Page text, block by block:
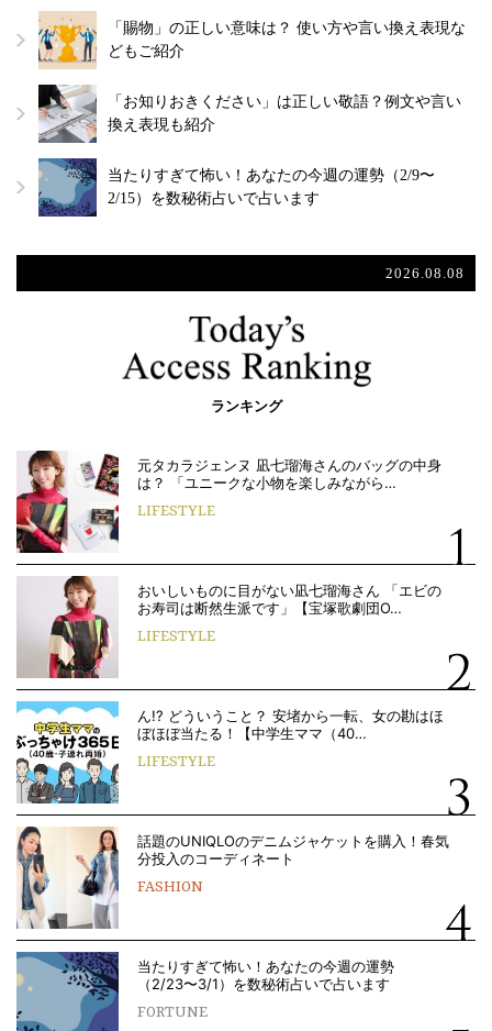
「賜物」の正しい意味は？ 使い方や言い換え表現な
どもご紹介
「お知りおきください」は正しい敬語？例文や言い
換え表現も紹介
当たりすぎて怖い！あなたの今週の運勢（2/9〜
2/15）を数秘術占いで占います
2026.08.08
ランキング
元タカラジェンヌ 凪七瑠海さんのバッグの中身
は？ 「ユニークな小物を楽しみながら…
LIFESTYLE
おいしいものに目がない凪七瑠海さん 「エビの
お寿司は断然生派です」【宝塚歌劇団O…
LIFESTYLE
ん!? どういうこと？ 安堵から一転、女の勘はほ
ぼほぼ当たる！【中学生ママ（40…
LIFESTYLE
話題のUNIQLOのデニムジャケットを購入！春気
分投入のコーディネート
FASHION
当たりすぎて怖い！あなたの今週の運勢
（2/23〜3/1）を数秘術占いで占います
FORTUNE